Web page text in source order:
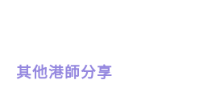
其他港師分享